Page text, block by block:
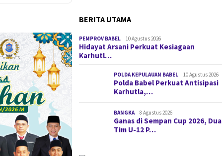
BERITA UTAMA
PEMPROV BABEL 10 Agustus 2026
Hidayat Arsani Perkuat Kesiagaan
Karhutl…
POLDA KEPULAUAN BABEL 10 Agustus 2026
Polda Babel Perkuat Antisipasi
Karhutla,…
BANGKA 8 Agustus 2026
Ganas di Sempan Cup 2026, Dua
Tim U-12 P…